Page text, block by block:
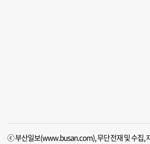
ⓒ 부산일보(www.busan.com), 무단전재 및 수집,